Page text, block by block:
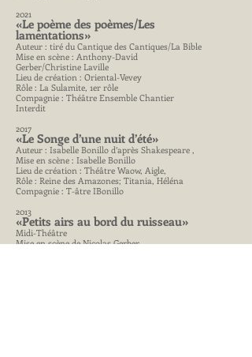
2021
«Le poème des poèmes/Les
lamentations»
Auteur : tiré du Cantique des Cantiques/La Bible
Mise en scène : Anthony-David
Gerber/Christine Laville
Lieu de création : Oriental-Vevey
Rôle : La Sulamite, 1er rôle
Compagnie : Théâtre Ensemble Chantier
Interdit
2017
«Le Songe d’une nuit d’été»
Auteur : Isabelle Bonillo d’après Shakespeare ,
Mise en scène : Isabelle Bonillo
Lieu de création : Théâtre Waow, Aigle,
Rôle : Reine des Amazones; Titania, Héléna
Compagnie : T-âtre IBonillo
2013
«Petits airs au bord du ruisseau»
Midi-Théâtre
Mise en scène de Nicolas Gerber